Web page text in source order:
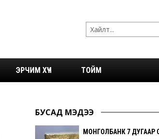
ЭРЧИМ ХҮЧ ТОЙМ
БУСАД МЭДЭЭ
МОНГОЛБАНК 7 ДУГААР